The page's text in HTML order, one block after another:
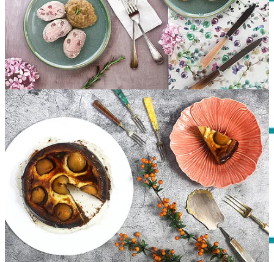
Martes
Mediodía: Arroz blanco con pisto | Rape a la plancha | Fresas
Cena: Lomo adobado a la plancha conpatatas gajo
Miércoles
Mediodía:Puchero de hinojos Conejo en salmorejo| Manzana
Cena:Zarangollo murciano